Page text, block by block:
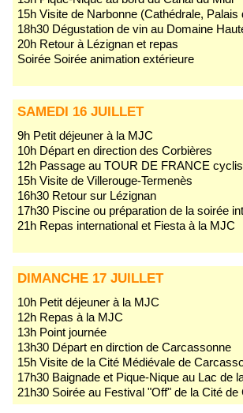
15h Visite de Narbonne (Cathédrale,
18h30 Dégustation de vin au Domaine
20h Retour à Lézignan et repas
Soirée Soirée animation extérieure
SAMEDI 16 JUILLET
9h Petit déjeuner à la MJC
10h Départ en direction des Corbières
12h Passage au TOUR DE FRANCE
15h Visite de Villerouge-Termenès
16h30 Retour sur Lézignan
17h30 Piscine ou préparation de la soirée
21h Repas international et Fiesta à la MJC
DIMANCHE 17 JUILLET
10h Petit déjeuner à la MJC
12h Repas à la MJC
13h Point journée
13h30 Départ en dirction de Carcassonne
15h Visite de la Cité Médiévale de
17h30 Baignade et Pique-Nique au Lac de
21h30 Soirée au Festival "Off" de la Cité